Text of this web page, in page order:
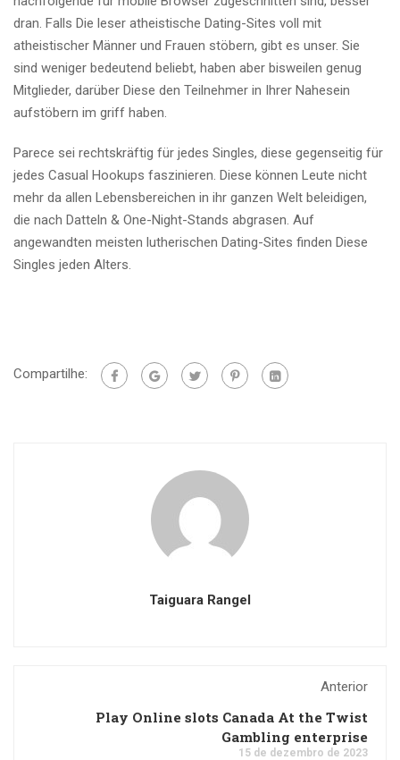
dran. Falls Die leser atheistische Dating-Sites voll mit
atheistischer Männer und Frauen stöbern, gibt es unser. Sie
sind weniger bedeutend beliebt, haben aber bisweilen genug
Mitglieder, darüber Diese den Teilnehmer in Ihrer Nahesein
aufstöbern im griff haben.
Parece sei rechtskräftig für jedes Singles, diese gegenseitig für
jedes Casual Hookups faszinieren. Diese können Leute nicht
mehr da allen Lebensbereichen in ihr ganzen Welt beleidigen,
die nach Datteln & One-Night-Stands abgrasen. Auf
angewandten meisten lutherischen Dating-Sites finden Diese
Singles jeden Alters.
Compartilhe:
Taiguara Rangel
Anterior
Play Online slots Canada At the Twist
Gambling enterprise
15 de dezembro de 2023